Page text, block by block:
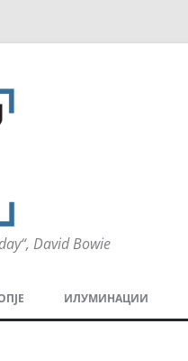
David Bowie
ИЛУМИНАЦИИ